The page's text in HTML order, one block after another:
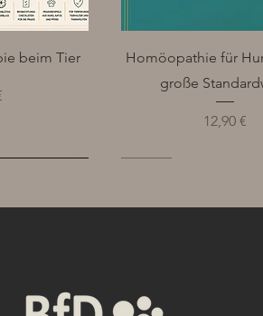
beim Tier
Homöopathie für
große
Preis
12,90 €